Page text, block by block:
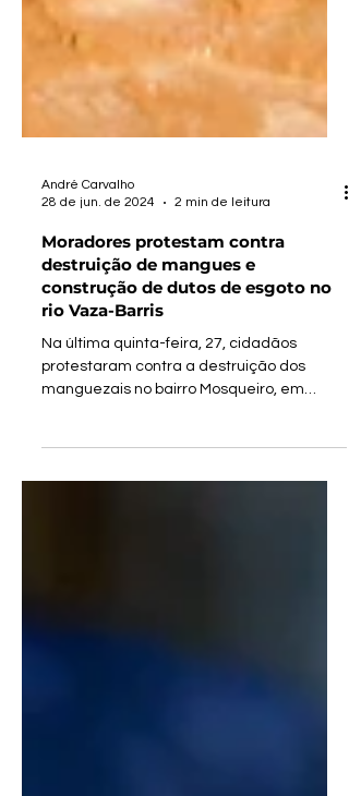
28 de jun. de 2024
2 min de leitura
Moradores protestam contra
destruição de mangues e
construção de dutos de esgoto no
rio Vaza-Barris
Na última quinta-feira, 27, cidadãos
Aracaju. Os moradores da...